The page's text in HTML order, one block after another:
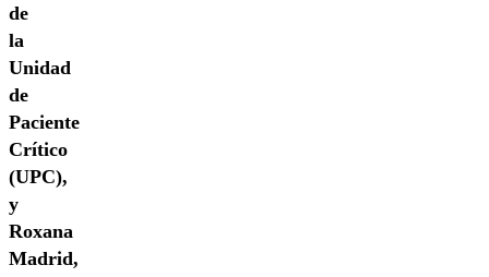
de
la
Unidad
de
Paciente
Crítico
(UPC),
y
Roxana
Madrid,